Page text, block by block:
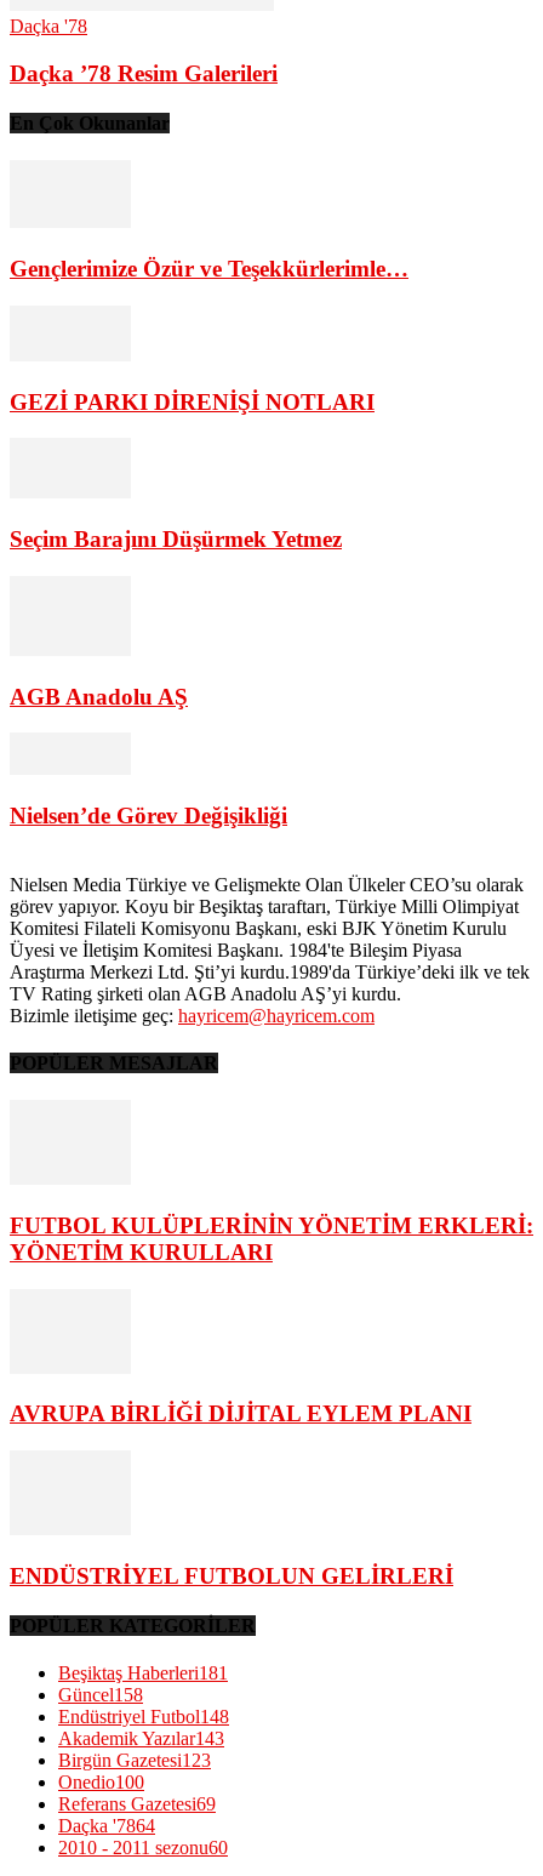
Daçka '78
Daçka ’78 Resim Galerileri
En Çok Okunanlar
Gençlerimize Özür ve Teşekkürlerimle…
GEZİ PARKI DİRENİŞİ NOTLARI
Seçim Barajını Düşürmek Yetmez
AGB Anadolu AŞ
Nielsen’de Görev Değişikliği
Nielsen Media Türkiye ve Gelişmekte Olan Ülkeler CEO’su olarak
görev yapıyor. Koyu bir Beşiktaş taraftarı, Türkiye Milli Olimpiyat
Komitesi Filateli Komisyonu Başkanı, eski BJK Yönetim Kurulu
Üyesi ve İletişim Komitesi Başkanı. 1984'te Bileşim Piyasa
Araştırma Merkezi Ltd. Şti’yi kurdu.1989'da Türkiye’deki ilk ve tek
TV Rating şirketi olan AGB Anadolu AŞ’yi kurdu.
Bizimle iletişime geç: hayricem@hayricem.com
POPÜLER MESAJLAR
FUTBOL KULÜPLERİNİN YÖNETİM ERKLERİ:
YÖNETİM KURULLARI
AVRUPA BİRLİĞİ DİJİTAL EYLEM PLANI
ENDÜSTRİYEL FUTBOLUN GELİRLERİ
POPÜLER KATEGORİLER
Beşiktaş Haberleri181
Güncel158
Endüstriyel Futbol148
Akademik Yazılar143
Birgün Gazetesi123
Onedio100
Referans Gazetesi69
Daçka '7864
2010 - 2011 sezonu60